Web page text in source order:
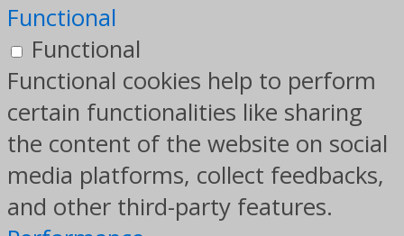
Functional
Functional
Functional cookies help to perform
certain functionalities like sharing
the content of the website on social
media platforms, collect feedbacks,
and other third-party features.